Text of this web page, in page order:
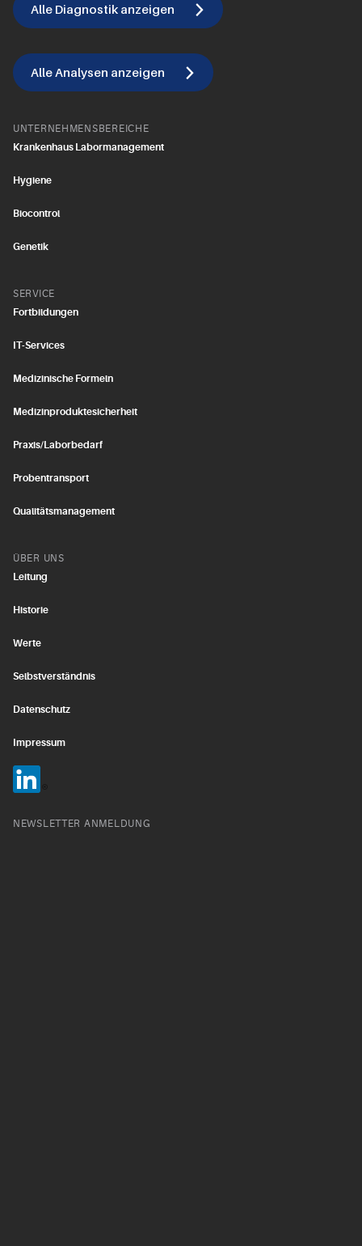
Alle Diagnostik anzeigen
Alle Analysen anzeigen
UNTERNEHMENSBEREICHE
Krankenhaus Labormanagement
Hygiene
Biocontrol
Genetik
SERVICE
Fortbildungen
IT-Services
Medizinische Formeln
Medizinproduktesicherheit
Praxis/Laborbedarf
Probentransport
Qualitätsmanagement
ÜBER UNS
Leitung
Historie
Werte
Selbstverständnis
Datenschutz
Impressum
NEWSLETTER ANMELDUNG